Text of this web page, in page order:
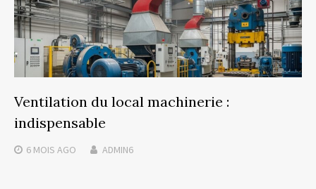
Ventilation du local machinerie :
indispensable
6 MOIS AGO ADMIN6